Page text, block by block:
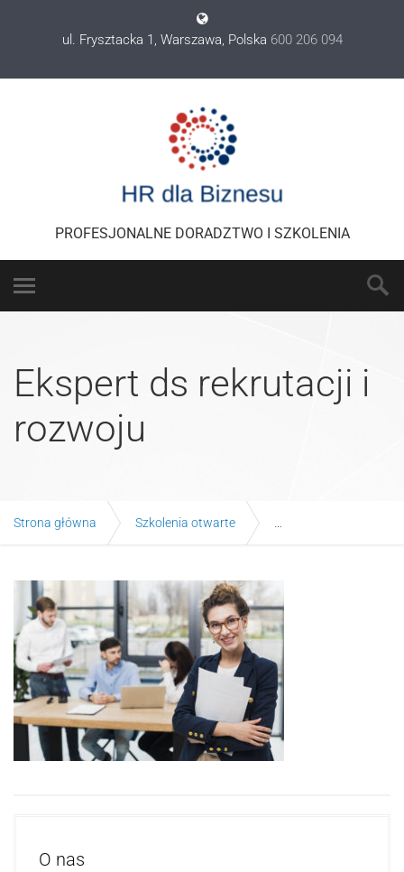
ul. Frysztacka 1, Warszawa, Polska 600 206 094
PROFESJONALNE DORADZTWO I SZKOLENIA
Ekspert ds rekrutacji i
rozwoju
Strona główna Szkolenia otwarte
O nas